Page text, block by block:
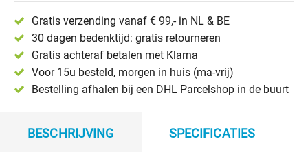
Gratis verzending vanaf € 99,- in NL & BE
30 dagen bedenktijd: gratis retourneren
Gratis achteraf betalen met Klarna
Voor 15u besteld, morgen in huis (ma-vrij)
Bestelling afhalen bij een DHL Parcelshop in de buurt
BESCHRIJVING SPECIFICATIES